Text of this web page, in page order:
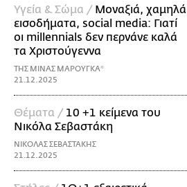
Υγεία & Σώμα / Μοναξιά, χαμηλά
εισοδήματα, social media: Γιατί
οι millennials δεν περνάνε καλά
τα Χριστούγεννα
ΤΗΣ ΜΙΝΑΣ ΜΑΡΟΥΓΚΑ*
21.12.2025
Θέματα / 10 +1 κείμενα του
Νικόλα Σεβαστάκη
ΝΙΚΟΛΑΣ ΣΕΒΑΣΤΑΚΗΣ
21.12.2025